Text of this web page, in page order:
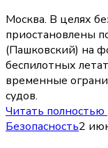
Москва. В целях
приостановлены
(Пашковский) на
беспилотных
временные
судов.
Читать полностью
Безопасность2